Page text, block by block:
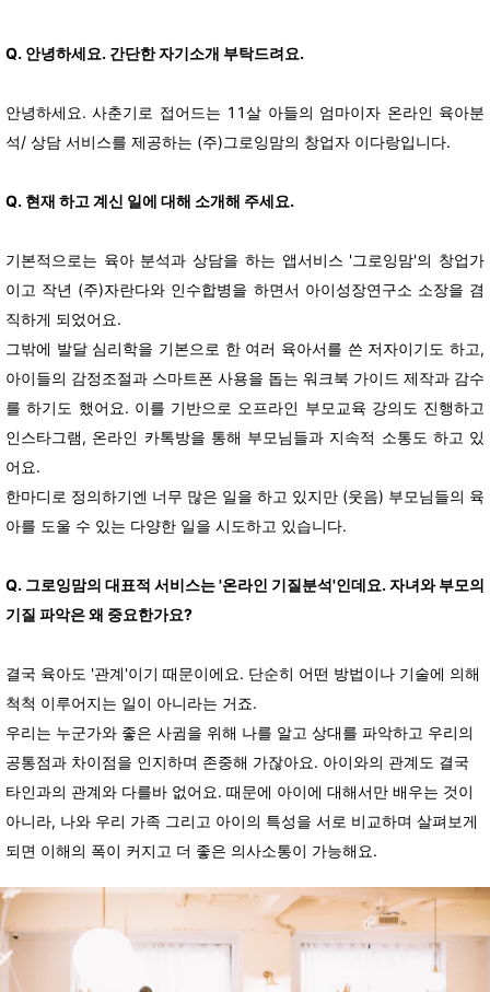
Q. 안녕하세요. 간단한 자기소개 부탁드려요.
안녕하세요. 사춘기로 접어드는 11살 아들의 엄마이자 온라인 육아분
석/ 상담 서비스를 제공하는 (주)그로잉맘의 창업자 이다랑입니다.
Q. 현재 하고 계신 일에 대해 소개해 주세요.
기본적으로는 육아 분석과 상담을 하는 앱서비스 '그로잉맘'의 창업가
이고 작년 (주)자란다와 인수합병을 하면서 아이성장연구소 소장을 겸
직하게 되었어요.
그밖에 발달 심리학을 기본으로 한 여러 육아서를 쓴 저자이기도 하고,
아이들의 감정조절과 스마트폰 사용을 돕는 워크북 가이드 제작과 감수
를 하기도 했어요. 이를 기반으로 오프라인 부모교육 강의도 진행하고
인스타그램, 온라인 카톡방을 통해 부모님들과 지속적 소통도 하고 있
어요.
한마디로 정의하기엔 너무 많은 일을 하고 있지만 (웃음) 부모님들의 육
아를 도울 수 있는 다양한 일을 시도하고 있습니다.
Q. 그로잉맘의 대표적 서비스는 '온라인 기질분석'인데요. 자녀와 부모의
기질 파악은 왜 중요한가요?
결국 육아도 '관계'이기 때문이에요. 단순히 어떤 방법이나 기술에 의해
척척 이루어지는 일이 아니라는 거죠.
우리는 누군가와 좋은 사귐을 위해 나를 알고 상대를 파악하고 우리의
공통점과 차이점을 인지하며 존중해 가잖아요. 아이와의 관계도 결국
타인과의 관계와 다를바 없어요. 때문에 아이에 대해서만 배우는 것이
아니라, 나와 우리 가족 그리고 아이의 특성을 서로 비교하며 살펴보게
되면 이해의 폭이 커지고 더 좋은 의사소통이 가능해요.